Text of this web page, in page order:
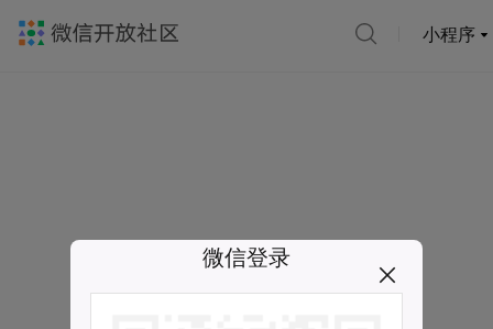
小程序
微信登录